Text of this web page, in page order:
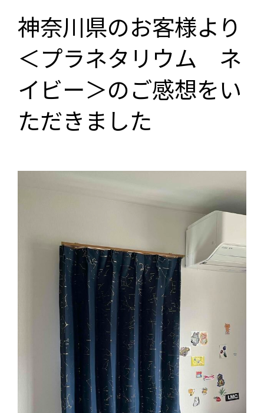
神奈川県のお客様より
＜プラネタリウム ネ
イビー＞のご感想をい
ただきました